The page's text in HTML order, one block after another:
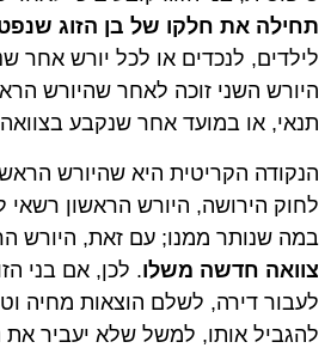
תחילה את חלקו של בן הזוג
לילדים, לנכדים או לכל יורש אחר
היורש השני זוכה לאחר שהיורש
תנאי, או במועד אחר שנקבע
לחוק הירושה, היורש הראשון רשאי
במה שנותר ממנו; עם זאת, היורש
צוואה חדשה משלו. לכן, אם בני
לעבור דירה, לשלם הוצאות מחיה
להגביל אותו, למשל שלא יעביר